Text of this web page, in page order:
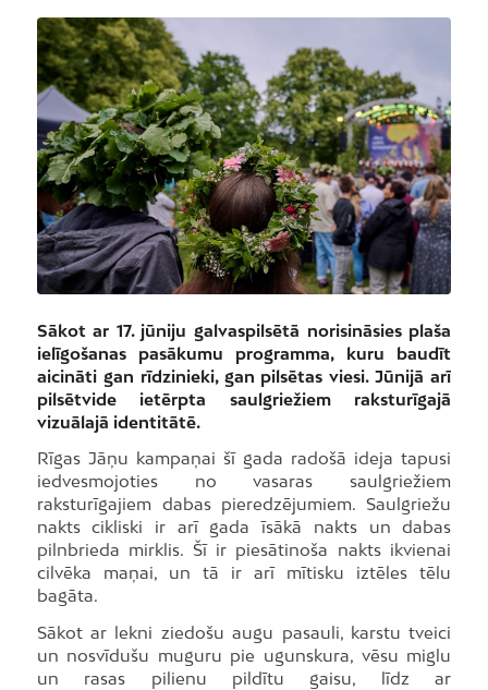
Sākot ar 17. jūniju galvaspilsētā norisināsies plaša
ielīgošanas pasākumu programma, kuru baudīt
aicināti gan rīdzinieki, gan pilsētas viesi. Jūnijā arī
pilsētvide ietērpta saulgriežiem raksturīgajā
vizuālajā identitātē.
Rīgas Jāņu kampaņai šī gada radošā ideja tapusi
iedvesmojoties no vasaras saulgriežiem
raksturīgajiem dabas pieredzējumiem. Saulgriežu
nakts cikliski ir arī gada īsākā nakts un dabas
pilnbrieda mirklis. Šī ir piesātinoša nakts ikvienai
cilvēka maņai, un tā ir arī mītisku iztēles tēlu
bagāta.
Sākot ar lekni ziedošu augu pasauli, karstu tveici
un nosvīdušu muguru pie ugunskura, vēsu miglu
un rasas pilienu pildītu gaisu, līdz ar